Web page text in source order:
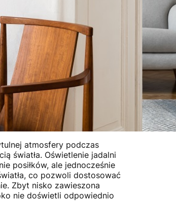
atmosfery podczas
światła. Oświetlenie jadalni
posiłków, ale jednocześnie
co pozwoli dostosować
Zbyt nisko zawieszona
nie doświetli odpowiednio